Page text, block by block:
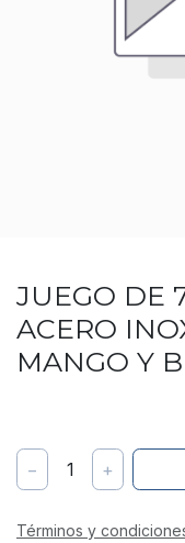
JUEGO DE
ACERO
MANGO Y
− 1 +
Términos y